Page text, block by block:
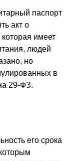
паспорт
акт о
имеет
людей
но
в
29-ФЗ.
его срока